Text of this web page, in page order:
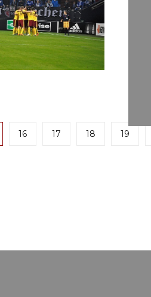
16 17 18 19